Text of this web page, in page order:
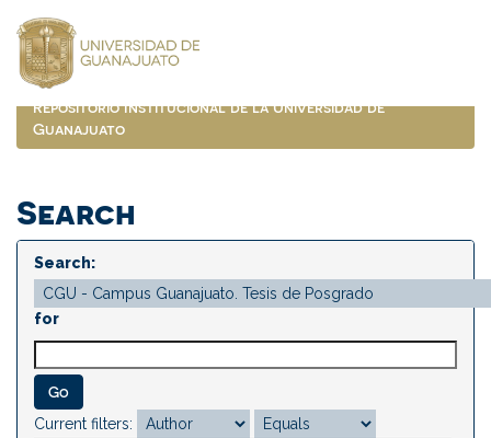
navigation
Repositorio Institucional de la Universidad de
Guanajuato
Search
Search:
for
Current filters: